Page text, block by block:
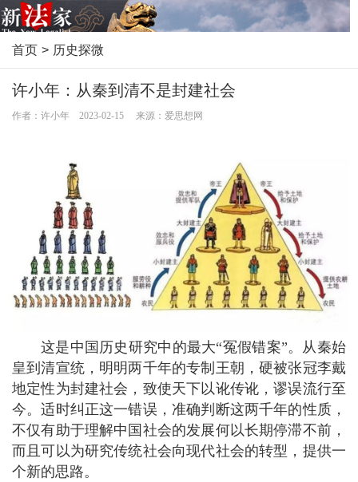
首页 > 历史探微
许小年：从秦到清不是封建社会
作者：许小年 2023-02-15 来源：爱思想网
这是中国历史研究中的最大“冤假错案”。从秦始
皇到清宣统，明明两千年的专制王朝，硬被张冠李戴
地定性为封建社会，致使天下以讹传讹，谬误流行至
今。适时纠正这一错误，准确判断这两千年的性质，
不仅有助于理解中国社会的发展何以长期停滞不前，
而且可以为研究传统社会向现代社会的转型，提供一
个新的思路。